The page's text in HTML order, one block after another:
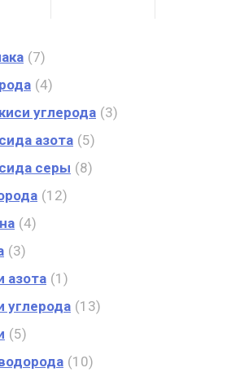
7
4
углерода 3
азота
5
серы
8
12
4
3
азота 1
углерода 13
5
10